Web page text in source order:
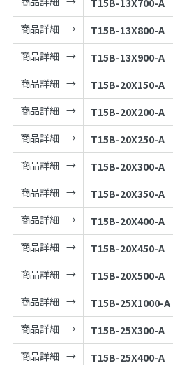
商品詳細
T15B-13X800-A
商品詳細
T15B-13X900-A
商品詳細
T15B-20X150-A
商品詳細
T15B-20X200-A
商品詳細
T15B-20X250-A
商品詳細
T15B-20X300-A
商品詳細
T15B-20X350-A
商品詳細
T15B-20X400-A
商品詳細
T15B-20X450-A
商品詳細
T15B-20X500-A
商品詳細
T15B-25X1000-A
商品詳細
T15B-25X300-A
商品詳細
T15B-25X400-A